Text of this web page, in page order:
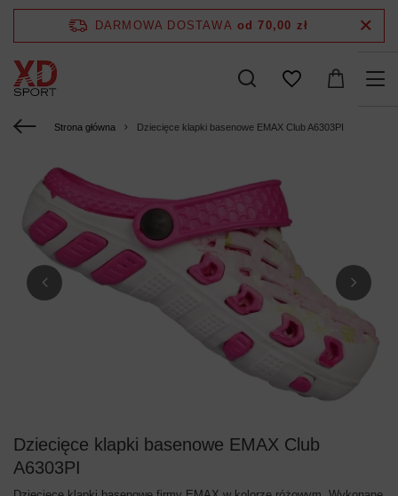
DARMOWA DOSTAWA od 70,00 zł
Strona główna Dziecięce klapki basenowe EMAX Club A6303PI
Dziecięce klapki basenowe EMAX Club
A6303PI